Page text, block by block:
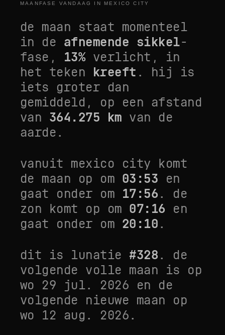
MAANFASE VANDAAG IN MEXICO CITY
de maan staat momenteel
in de afnemende sikkel-
fase, 13%verlicht, in
het teken kreeft . hij is
iets groter dan
gemiddeld , op een afstand
van 364.275 km van de
aarde.
vanuit mexico city komt
de maan op om 03:53 en
gaat onder om 17:56. de
zon komt op om 07:16 en
gaat onder om 20:10.
dit is lunatie#328. de
volgende volle maan is op
wo 29 jul. 2026 en de
volgende nieuwe maan op
wo 12 aug. 2026.